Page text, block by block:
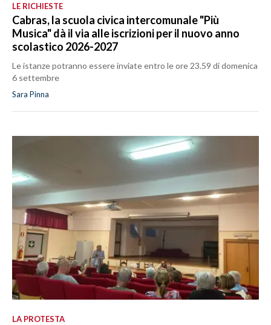
LE RICHIESTE
Cabras, la scuola civica intercomunale "Più
Musica" dà il via alle iscrizioni per il nuovo anno
scolastico 2026-2027
Le istanze potranno essere inviate entro le ore 23.59 di domenica
6 settembre
Sara Pinna
LA PROTESTA